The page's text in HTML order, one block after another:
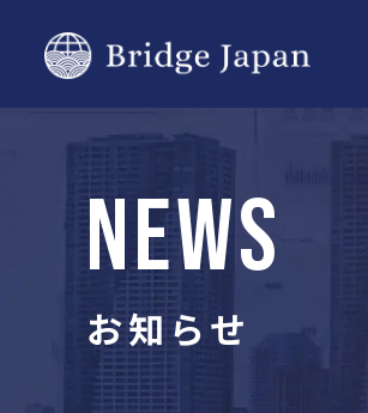
NEWS
お知らせ